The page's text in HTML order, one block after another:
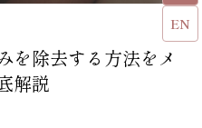
EN
を除去する方法をメ
解説